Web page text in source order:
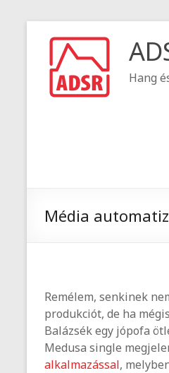
Hang
Média
Remélem, senkinek
produkciót, de ha
Balázsék egy jópofa
Medusa single
alkalmazással,